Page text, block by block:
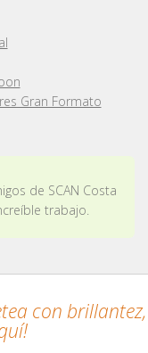
Gran Formato
de SCAN Costa
trabajo.
con brillantez,